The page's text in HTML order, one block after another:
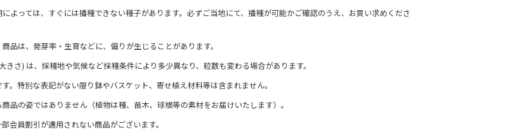
よっては、すぐには播種できない種子があります。必ずご当地にて、播種が可能かご確認のうえ、お買い求めくださ
品は、発芽率・生育などに、偏りが生じることがあります。
きさ) は、採種地や気候など採種条件により多少異なり、粒数も変わる場合があります。
。特別な表記がない限り鉢やバスケット、寄せ植え材料等は含まれません。
品の姿ではありません（植物は種、苗木、球根等の素材をお届けいたします）。
会員割引が適用されない商品がございます。